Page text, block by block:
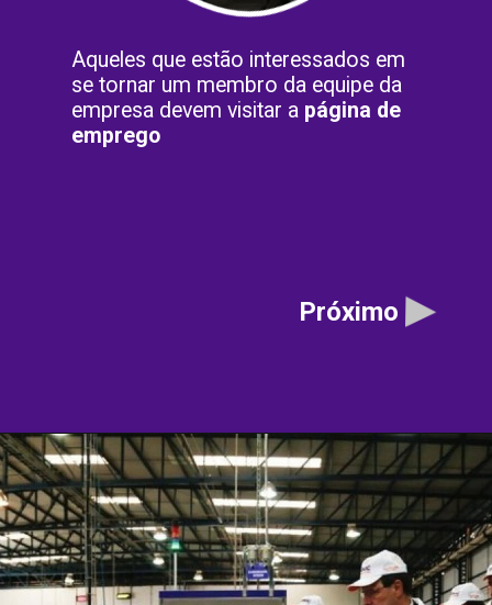
Aqueles que estão interessados em
se tornar um membro da equipe da
empresa devem visitar a página de
emprego
Próximo